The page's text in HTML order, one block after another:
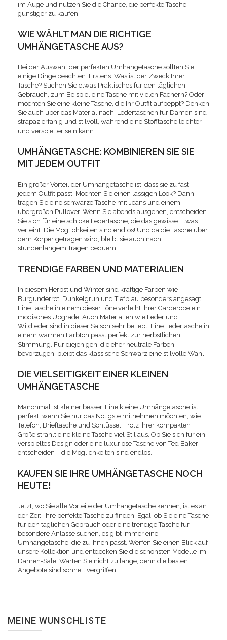
im Auge und nutzen Sie die Chance, die perfekte Tasche
günstiger zu kaufen!
WIE WÄHLT MAN DIE RICHTIGE
UMHÄNGETASCHE AUS?
Bei der Auswahl der perfekten Umhängetasche sollten Sie
einige Dinge beachten. Erstens: Was ist der Zweck Ihrer
Tasche? Suchen Sie etwas Praktisches für den täglichen
Gebrauch, zum Beispiel eine Tasche mit vielen Fächern? Oder
möchten Sie eine kleine Tasche, die Ihr Outfit aufpeppt? Denken
Sie auch über das Material nach. Ledertaschen für Damen sind
strapazierfähig und stilvoll, während eine Stofftasche leichter
und verspielter sein kann.
UMHÄNGETASCHE: KOMBINIEREN SIE SIE
MIT JEDEM OUTFIT
Ein großer Vorteil der Umhängetasche ist, dass sie zu fast
jedem Outfit passt. Möchten Sie einen lässigen Look? Dann
tragen Sie eine schwarze Tasche mit Jeans und einem
übergroßen Pullover. Wenn Sie abends ausgehen, entscheiden
Sie sich für eine schicke Ledertasche, die das gewisse Etwas
verleiht. Die Möglichkeiten sind endlos! Und da die Tasche über
dem Körper getragen wird, bleibt sie auch nach
stundenlangem Tragen bequem.
TRENDIGE FARBEN UND MATERIALIEN
In diesem Herbst und Winter sind kräftige Farben wie
Burgunderrot, Dunkelgrün und Tiefblau besonders angesagt.
Eine Tasche in einem dieser Töne verleiht Ihrer Garderobe ein
modisches Upgrade. Auch Materialien wie Leder und
Wildleder sind in dieser Saison sehr beliebt. Eine Ledertasche in
einem warmen Farbton passt perfekt zur herbstlichen
Stimmung. Für diejenigen, die eher neutrale Farben
bevorzugen, bleibt das klassische Schwarz eine stilvolle Wahl.
DIE VIELSEITIGKEIT EINER KLEINEN
UMHÄNGETASCHE
Manchmal ist kleiner besser. Eine kleine Umhängetasche ist
perfekt, wenn Sie nur das Nötigste mitnehmen möchten, wie
Telefon, Brieftasche und Schlüssel. Trotz ihrer kompakten
Größe strahlt eine kleine Tasche viel Stil aus. Ob Sie sich für ein
verspieltes Design oder eine luxuriöse Tasche von Ted Baker
entscheiden – die Möglichkeiten sind endlos.
KAUFEN SIE IHRE UMHÄNGETASCHE NOCH
HEUTE!
Jetzt, wo Sie alle Vorteile der Umhängetasche kennen, ist es an
der Zeit, Ihre perfekte Tasche zu finden. Egal, ob Sie eine Tasche
für den täglichen Gebrauch oder eine trendige Tasche für
besondere Anlässe suchen, es gibt immer eine
Umhängetasche, die zu Ihnen passt. Werfen Sie einen Blick auf
unsere Kollektion und entdecken Sie die schönsten Modelle im
Damen-Sale. Warten Sie nicht zu lange, denn die besten
Angebote sind schnell vergriffen!
MEINE WUNSCHLISTE